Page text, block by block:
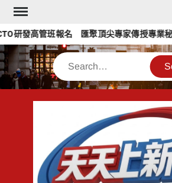
Skip
content
研發高管班報名 匯聚頂尖專家傳授專業秘訣
Search